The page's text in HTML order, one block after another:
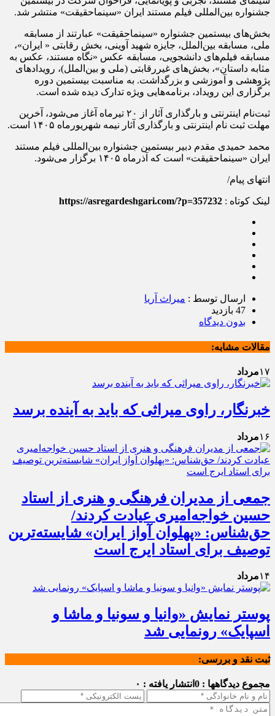
جشنواره بین‌المللی فیلم مستند ایران «سینماحقیقت» منتشر شد.
بخش‌های بیستمین جشنواره «سینماحقیقت» عبارتند از مسابقه
ملی، مسابقه بین‌الملل، جایزه شهید آوینی، بخش رقابتی « ایران»،
مسابقه فیلم‌های دانشجویی، مسابقه عکس «نگاه مستند، عکس به
مثابه داستان»، بخش‌های غیررقابتی (ملی و بین‌الملل)، رویدادهای
پژوهشی و آموزشی و بزرگداشت. به مناسبت بیستمین دوره
برگزاری این رویداد، برنامه‌هایی ویژه تدارک دیده شده است.
ثبت‌نام اینترنتی و بارگذاری آثار از ۲۰ تیرماه آغاز می‌شود، آخرین
مهلت ثبت ‌نام اینترنتی و بارگذاری آثار نیمه شهریورماه ۱۴۰۵ است.
محمد حمیدی مقدم دبیر بیستمین جشنواره بین‌المللی فیلم مستند
ایران «سینماحقیقت» است که آذرماه ۱۴۰۵ برگزار می‌شود.
انتهای پیام/
لینک کوتاه : https://asregardeshgari.com/?p=357232
ارسال توسط : میراث آریا
47 بازدید
بدون دیدگاه
مقالات مشابه:
۱۷مرداد
خبرنگار، راوی میراثی که باید به آینده برسد
۱۶مرداد
جمعی از مدیران فرهنگی و هنری از استاد
حسین خواجه‌امیری عیادت کردند/
حق‌شناس: «پهلوان آواز ایران» شایسته‌ترین
توصیف برای استاد ایرج است
۱۴مرداد
پوستر نمایش «وانیا و سونیا و ماشا و
اسپایک» رونمایی شد
ثبت نقد و بررسی:
مجموع دیدگاهها : 0 انتشار یافته : ۰